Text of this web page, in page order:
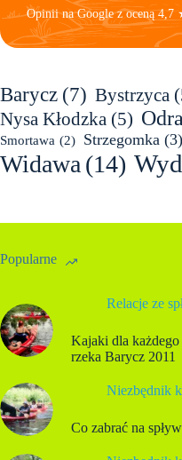
Opinii na Google z oceną 4,7
Barycz (7) Bystrzyca
Nysa Kłodzka (5)
Smortawa (2) Strzegomka (3)
Widawa(14)
Popularne
Relacje ze
Kajaki dla
rzeka Barycz 2011
Niezbędnik
Co zabrać na